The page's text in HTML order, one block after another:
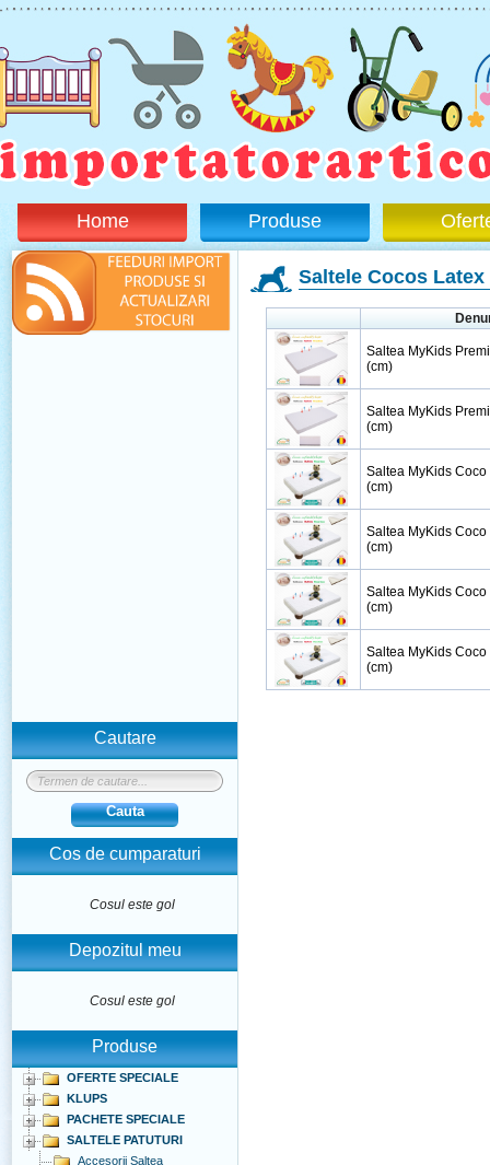
Home Produse
Cautare
Cauta
Cos de cumparaturi
Cosul este gol
Depozitul meu
Cosul este gol
Produse
OFERTE SPECIALE
KLUPS
PACHETE SPECIALE
SALTELE PATUTURI
Accesorii Saltea
Saltele Cocos Latex
Saltea MyKids
(cm)
Saltea MyKids
(cm)
Saltea MyKids
(cm)
Saltea MyKids
(cm)
Saltea MyKids
(cm)
Saltea MyKids
(cm)